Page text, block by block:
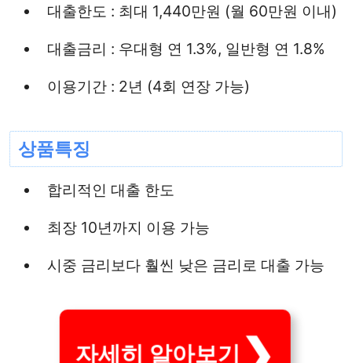
대출한도 : 최대 1,440만원 (월 60만원 이내)
대출금리 : 우대형 연 1.3%, 일반형 연 1.8%
이용기간 : 2년 (4회 연장 가능)
상품특징
합리적인 대출 한도
최장 10년까지 이용 가능
시중 금리보다 훨씬 낮은 금리로 대출 가능
자세히 알아보기